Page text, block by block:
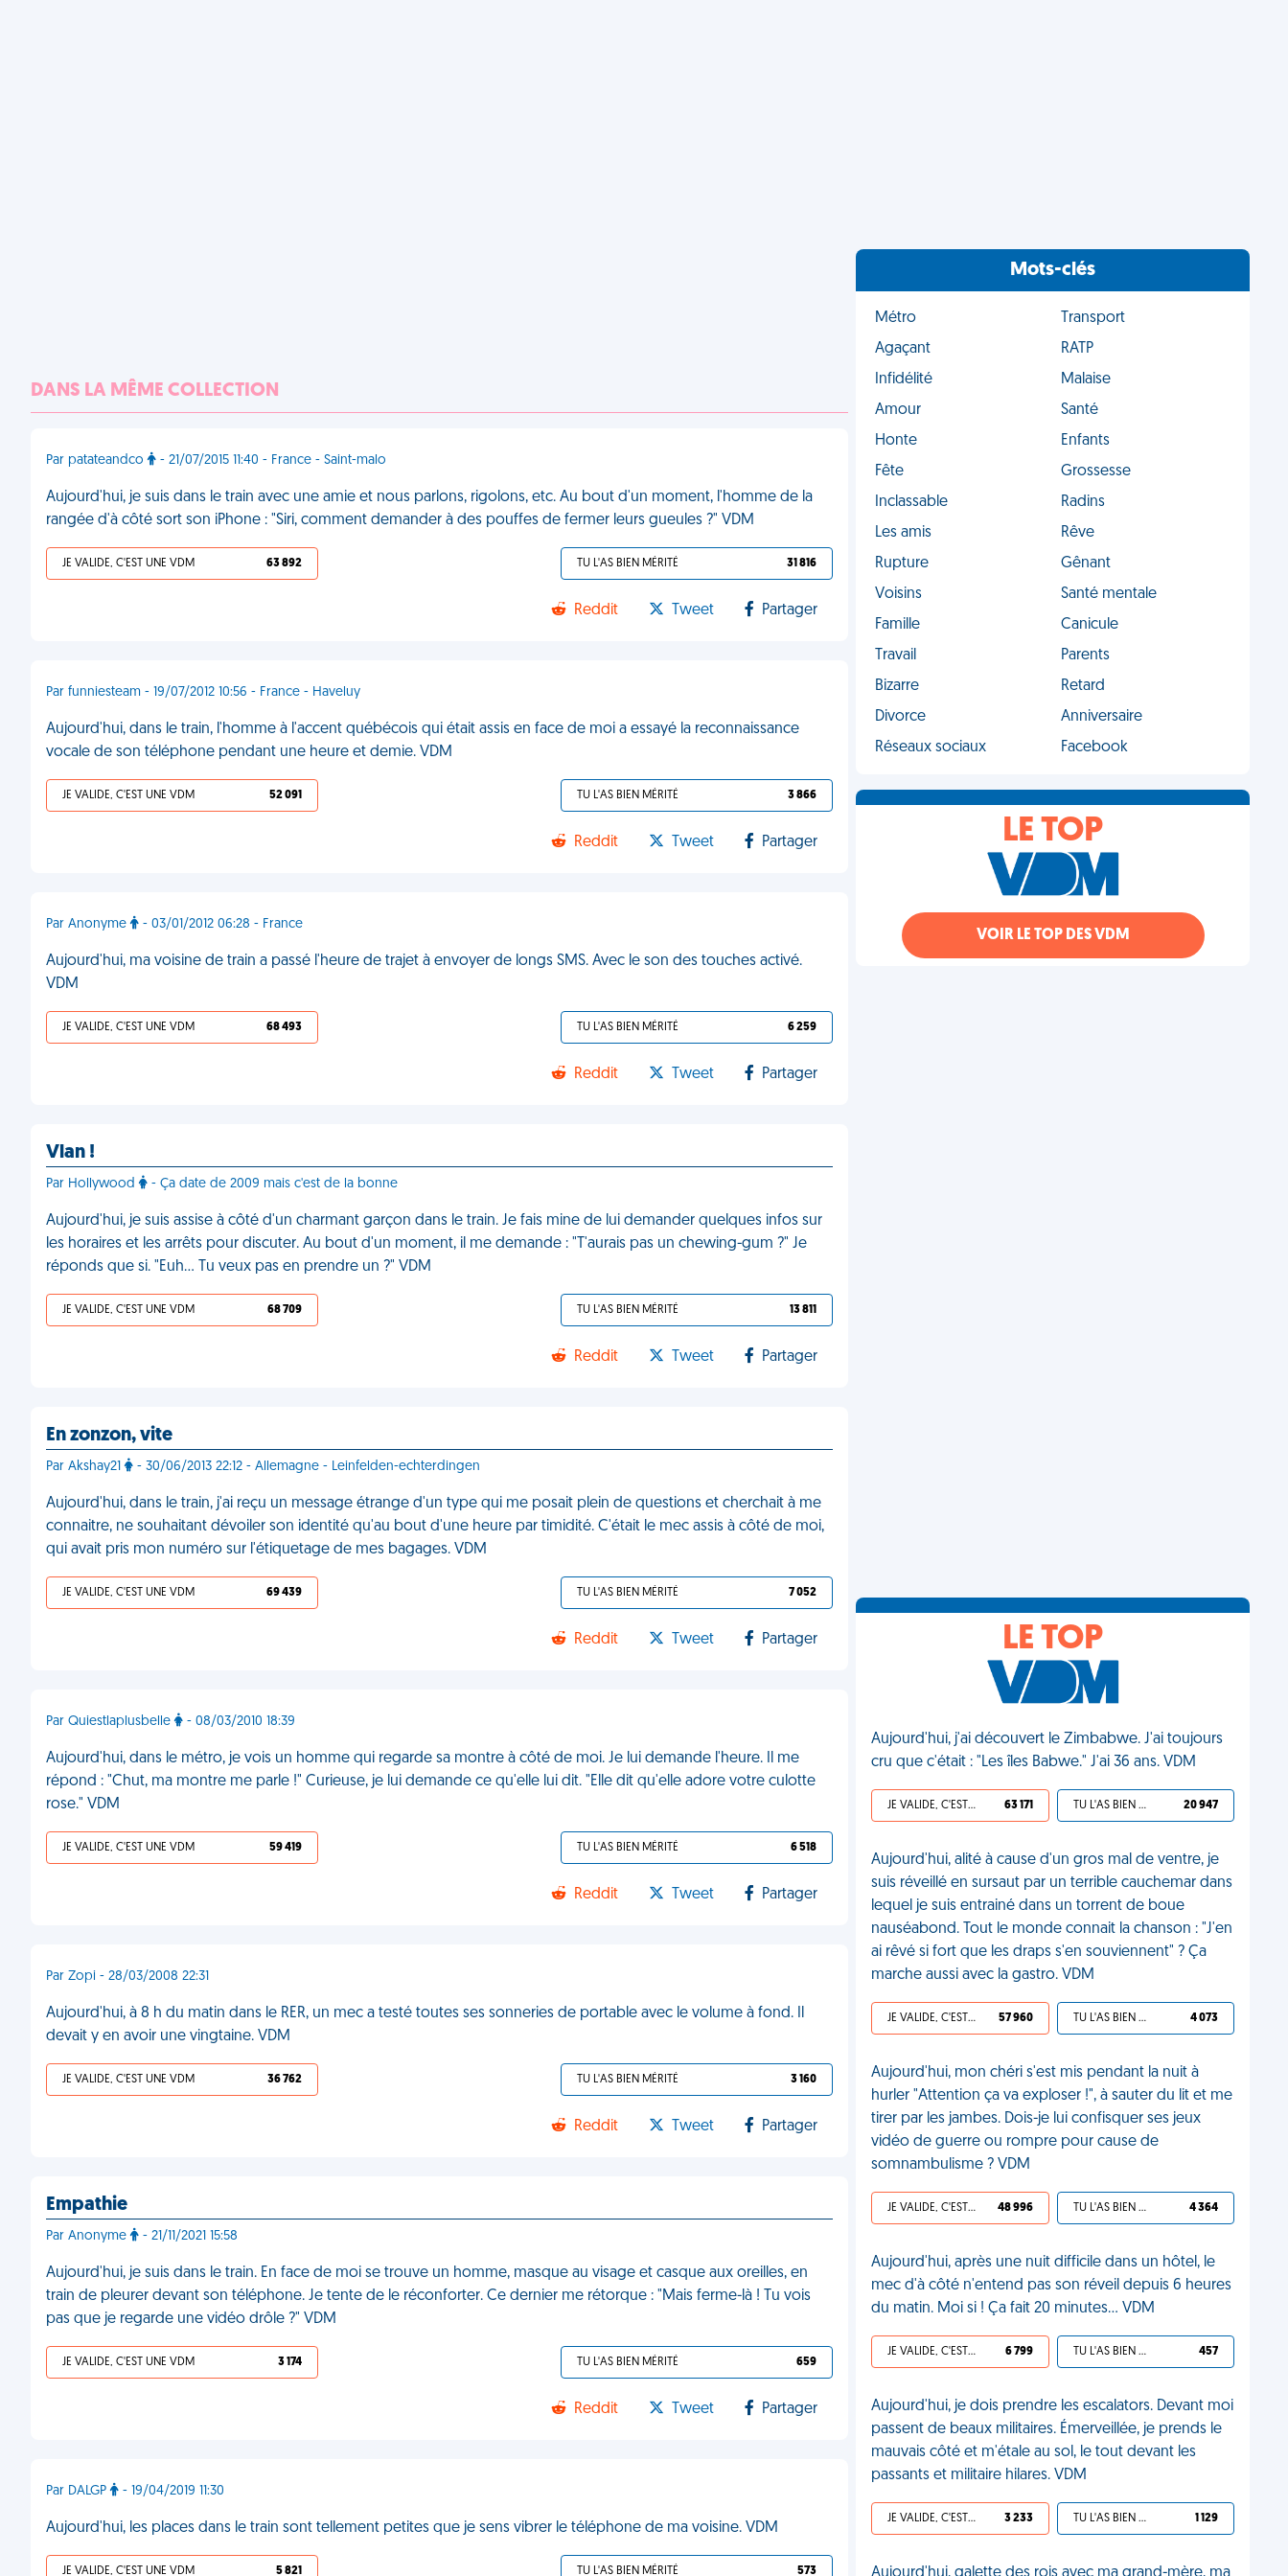
DANS LA MÊME COLLECTION
Par patateandco - 21/07/2015 11:40 - France - Saint-malo
Aujourd'hui, je suis dans le train avec une amie et nous parlons, rigolons, etc. Au bout d'un moment, l'homme de la
rangée d'à côté sort son iPhone : "Siri, comment demander à des pouffes de fermer leurs gueules ?" VDM
JE VALIDE, C'EST UNE VDM 63 892 TU L'AS BIEN MÉRITÉ 31 816
Reddit Tweet Partager
Par funniesteam - 19/07/2012 10:56 - France - Haveluy
Aujourd'hui, dans le train, l'homme à l'accent québécois qui était assis en face de moi a essayé la reconnaissance
vocale de son téléphone pendant une heure et demie. VDM
JE VALIDE, C'EST UNE VDM 52 091 TU L'AS BIEN MÉRITÉ 3 866
Reddit Tweet Partager
Par Anonyme - 03/01/2012 06:28 - France
Aujourd'hui, ma voisine de train a passé l'heure de trajet à envoyer de longs SMS. Avec le son des touches activé.
VDM
JE VALIDE, C'EST UNE VDM 68 493 TU L'AS BIEN MÉRITÉ 6 259
Reddit Tweet Partager
Vlan !
Par Hollywood - Ça date de 2009 mais c'est de la bonne
Aujourd'hui, je suis assise à côté d'un charmant garçon dans le train. Je fais mine de lui demander quelques infos sur
les horaires et les arrêts pour discuter. Au bout d'un moment, il me demande : "T'aurais pas un chewing-gum ?" Je
réponds que si. "Euh... Tu veux pas en prendre un ?" VDM
JE VALIDE, C'EST UNE VDM 68 709 TU L'AS BIEN MÉRITÉ 13 811
Reddit Tweet Partager
En zonzon, vite
Par Akshay21 - 30/06/2013 22:12 - Allemagne - Leinfelden-echterdingen
Aujourd'hui, dans le train, j'ai reçu un message étrange d'un type qui me posait plein de questions et cherchait à me
connaitre, ne souhaitant dévoiler son identité qu'au bout d'une heure par timidité. C'était le mec assis à côté de moi,
qui avait pris mon numéro sur l'étiquetage de mes bagages. VDM
JE VALIDE, C'EST UNE VDM 69 439 TU L'AS BIEN MÉRITÉ 7 052
Reddit Tweet Partager
Par Quiestlaplusbelle - 08/03/2010 18:39
Aujourd'hui, dans le métro, je vois un homme qui regarde sa montre à côté de moi. Je lui demande l'heure. Il me
répond : "Chut, ma montre me parle !" Curieuse, je lui demande ce qu'elle lui dit. "Elle dit qu'elle adore votre culotte
rose." VDM
JE VALIDE, C'EST UNE VDM 59 419 TU L'AS BIEN MÉRITÉ 6 518
Reddit Tweet Partager
Par Zopi - 28/03/2008 22:31
Aujourd'hui, à 8 h du matin dans le RER, un mec a testé toutes ses sonneries de portable avec le volume à fond. Il
devait y en avoir une vingtaine. VDM
JE VALIDE, C'EST UNE VDM 36 762 TU L'AS BIEN MÉRITÉ 3 160
Reddit Tweet Partager
Empathie
Par Anonyme - 21/11/2021 15:58
Aujourd'hui, je suis dans le train. En face de moi se trouve un homme, masque au visage et casque aux oreilles, en
train de pleurer devant son téléphone. Je tente de le réconforter. Ce dernier me rétorque : "Mais ferme-là ! Tu vois
pas que je regarde une vidéo drôle ?" VDM
JE VALIDE, C'EST UNE VDM 3 174 TU L'AS BIEN MÉRITÉ 659
Reddit Tweet Partager
Par DALGP - 19/04/2019 11:30
Aujourd'hui, les places dans le train sont tellement petites que je sens vibrer le téléphone de ma voisine. VDM
JE VALIDE, C'EST UNE VDM 5 821 TU L'AS BIEN MÉRITÉ 573
Mots-clés
Métro
Transport
Agaçant
RATP
Infidélité
Malaise
Amour
Santé
Honte
Enfants
Fête
Grossesse
Inclassable
Radins
Les amis
Rêve
Rupture
Gênant
Voisins
Santé mentale
Famille
Canicule
Travail
Parents
Bizarre
Retard
Divorce
Anniversaire
Réseaux sociaux
Facebook
LE TOP
VOIR LE TOP DES VDM
LE TOP
Aujourd'hui, j'ai découvert le Zimbabwe. J'ai toujours
cru que c'était : "Les îles Babwe." J'ai 36 ans. VDM
JE VALIDE, C'EST UNE VDM 63 171 TU L'AS BIEN MÉRITÉ 20 947
Aujourd'hui, alité à cause d'un gros mal de ventre, je
suis réveillé en sursaut par un terrible cauchemar dans
lequel je suis entrainé dans un torrent de boue
nauséabond. Tout le monde connait la chanson : "J'en
ai rêvé si fort que les draps s'en souviennent" ? Ça
marche aussi avec la gastro. VDM
JE VALIDE, C'EST UNE VDM 57 960 TU L'AS BIEN MÉRITÉ 4 073
Aujourd'hui, mon chéri s'est mis pendant la nuit à
hurler "Attention ça va exploser !", à sauter du lit et me
tirer par les jambes. Dois-je lui confisquer ses jeux
vidéo de guerre ou rompre pour cause de
somnambulisme ? VDM
JE VALIDE, C'EST UNE VDM 48 996 TU L'AS BIEN MÉRITÉ 4 364
Aujourd'hui, après une nuit difficile dans un hôtel, le
mec d'à côté n'entend pas son réveil depuis 6 heures
du matin. Moi si ! Ça fait 20 minutes... VDM
JE VALIDE, C'EST UNE VDM 6 799 TU L'AS BIEN MÉRITÉ 457
Aujourd'hui, je dois prendre les escalators. Devant moi
passent de beaux militaires. Émerveillée, je prends le
mauvais côté et m'étale au sol, le tout devant les
passants et militaire hilares. VDM
JE VALIDE, C'EST UNE VDM 3 233 TU L'AS BIEN MÉRITÉ 1 129